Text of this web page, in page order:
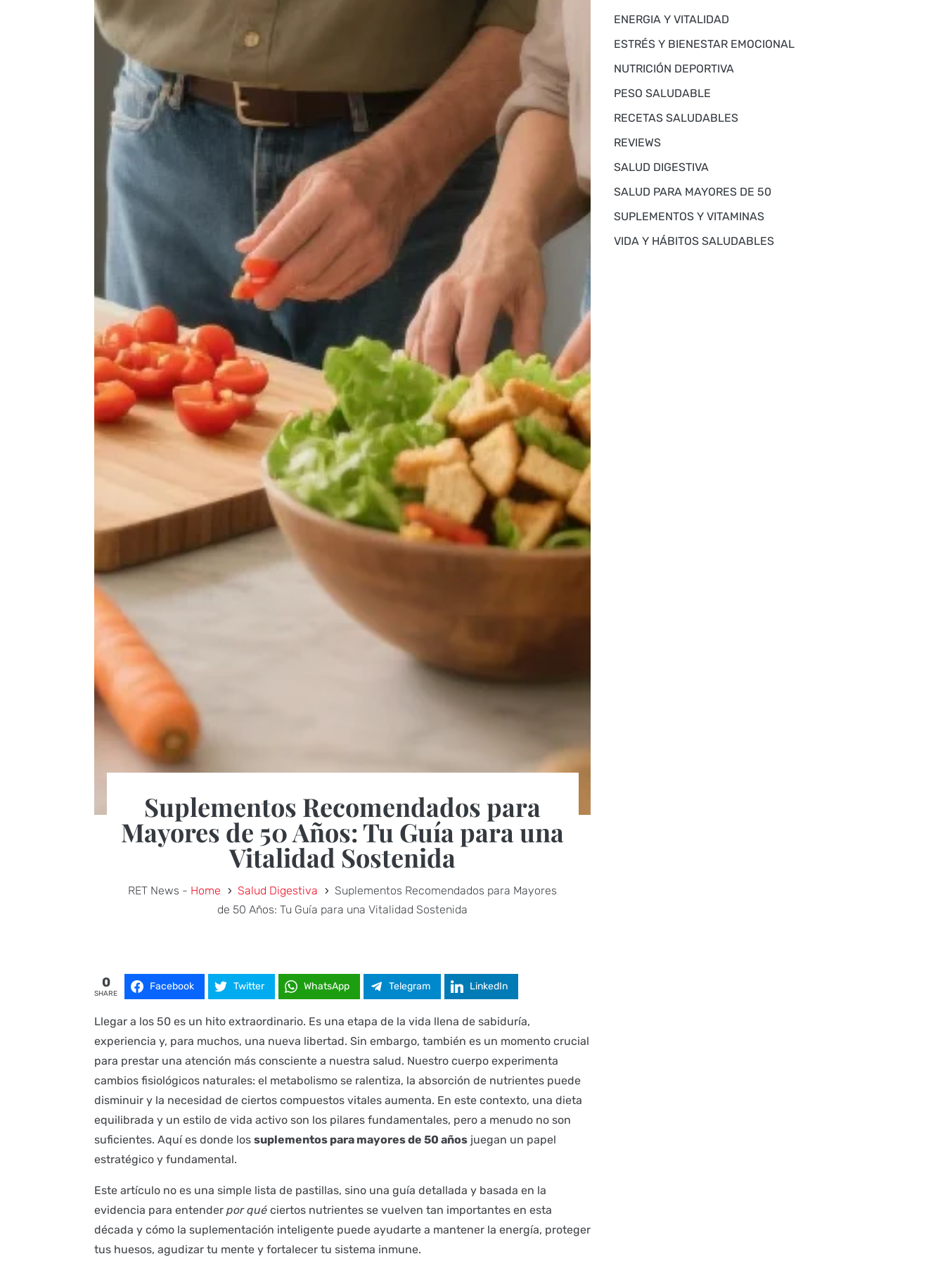
Suplementos Recomendados para
Mayores de 50 Años: Tu Guía para una
Vitalidad Sostenida
RET News - Home 5 Salud Digestiva 5 Suplementos Recomendados para Mayores
de 50 Años: Tu Guía para una Vitalidad Sostenida
0
SHARE
Facebook Twitter WhatsApp Telegram LinkedIn
Llegar a los 50 es un hito extraordinario. Es una etapa de la vida llena de sabiduría,
experiencia y, para muchos, una nueva libertad. Sin embargo, también es un momento crucial
para prestar una atención más consciente a nuestra salud. Nuestro cuerpo experimenta
cambios fisiológicos naturales: el metabolismo se ralentiza, la absorción de nutrientes puede
disminuir y la necesidad de ciertos compuestos vitales aumenta. En este contexto, una dieta
equilibrada y un estilo de vida activo son los pilares fundamentales, pero a menudo no son
suficientes. Aquí es donde lossuplementos para mayores de 50 años juegan un papel
estratégico y fundamental.
Este artículo no es una simple lista de pastillas, sino una guía detallada y basada en la
evidencia para entenderpor qué ciertos nutrientes se vuelven tan importantes en esta
década y cómo la suplementación inteligente puede ayudarte a mantener la energía, proteger
tus huesos, agudizar tu mente y fortalecer tu sistema inmune.
ENERGIA Y VITALIDAD
ESTRÉS Y BIENESTAR EMOCIONAL
NUTRICIÓN DEPORTIVA
PESO SALUDABLE
RECETAS SALUDABLES
REVIEWS
SALUD DIGESTIVA
SALUD PARA MAYORES DE 50
SUPLEMENTOS Y VITAMINAS
VIDA Y HÁBITOS SALUDABLES